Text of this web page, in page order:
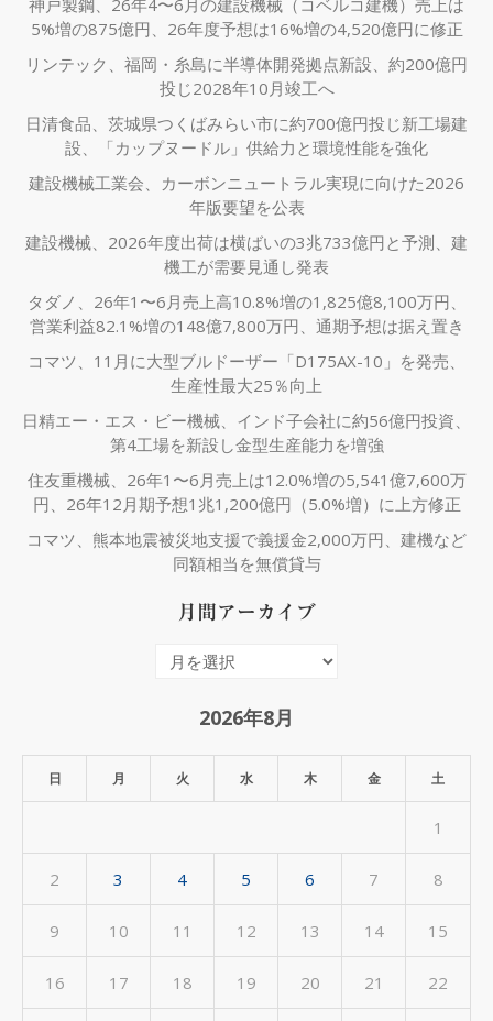
神戸製鋼、26年4〜6月の建設機械（コベルコ建機）売上は
5%増の875億円、26年度予想は16%増の4,520億円に修正
リンテック、福岡・糸島に半導体開発拠点新設、約200億円
投じ2028年10月竣工へ
日清食品、茨城県つくばみらい市に約700億円投じ新工場建
設、「カップヌードル」供給力と環境性能を強化
建設機械工業会、カーボンニュートラル実現に向けた2026
年版要望を公表
建設機械、2026年度出荷は横ばいの3兆733億円と予測、建
機工が需要見通し発表
タダノ、26年1〜6月売上高10.8%増の1,825億8,100万円、
営業利益82.1%増の148億7,800万円、通期予想は据え置き
コマツ、11月に大型ブルドーザー「D175AX-10」を発売、
生産性最大25％向上
日精エー・エス・ビー機械、インド子会社に約56億円投資、
第4工場を新設し金型生産能力を増強
住友重機械、26年1〜6月売上は12.0%増の5,541億7,600万
円、26年12月期予想1兆1,200億円（5.0%増）に上方修正
コマツ、熊本地震被災地支援で義援金2,000万円、建機など
同額相当を無償貸与
月間アーカイブ
イ
2026年8月
日 月 火 水 木 金 土
1
2 3 4 5 6 7 8
9 10 11 12 13 14 15
16 17 18 19 20 21 22